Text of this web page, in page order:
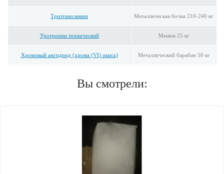
Триэтаноламин Металлическая бочка 210-240 кг
Уротропин технический Мешок 25 кг
Хромовый ангидрид (хрома (VI) окись) Металлический барабан 50 кг
Вы смотрели: